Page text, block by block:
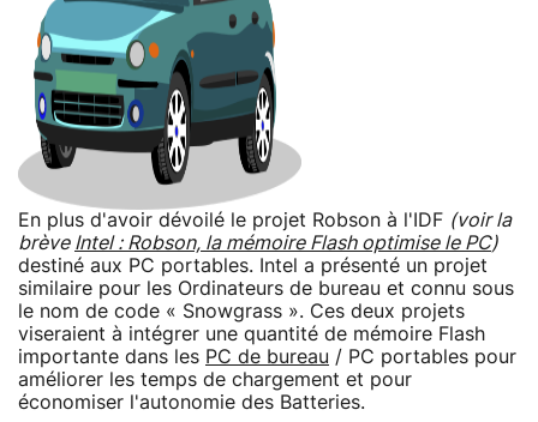
En plus d'avoir dévoilé le projet Robson à l'IDF (voir la
brève Intel : Robson, la mémoire Flash optimise le PC)
destiné aux PC portables. Intel a présenté un projet
similaire pour les Ordinateurs de bureau et connu sous
le nom de code « Snowgrass ». Ces deux projets
viseraient à intégrer une quantité de mémoire Flash
importante dans les PC de bureau / PC portables pour
améliorer les temps de chargement et pour
économiser l'autonomie des Batteries.